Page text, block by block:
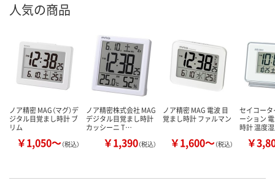
人気の商品
ノア精密 MAG（マグ）デ
ジタル目覚まし時計 ブ
リム
￥1,050～（税込）
ノア精密株式会社 MAG
デジタル目覚まし時計
カッシーニ T…
￥1,390（税込）
ノア精密 MAG 電波 目
覚まし時計 ファルマン
￥1,600～（税込）
セイコー
ーション
時計 温度
￥